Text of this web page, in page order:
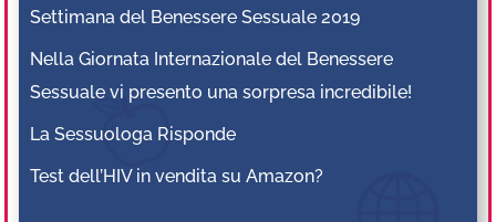
Settimana del Benessere Sessuale 2019
Nella Giornata Internazionale del Benessere
Sessuale vi presento una sorpresa incredibile!
La Sessuologa Risponde
Test dell’HIV in vendita su Amazon?